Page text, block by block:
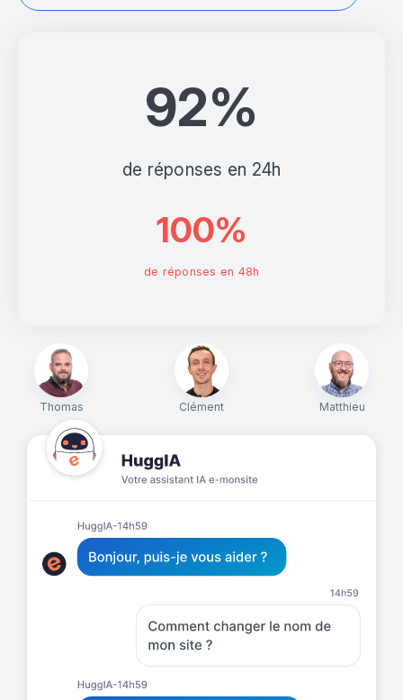
Thomas Clément Matthieu
92%
de réponses en 24h
100%
de réponses en 48h